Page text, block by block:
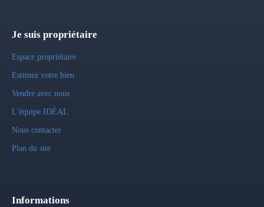
Je suis propriétaire
Espace propriétaire
Estimez votre bien
Vendre avec nous
L'équipe IDÉAL
Nous contacter
Plan du site
Informations